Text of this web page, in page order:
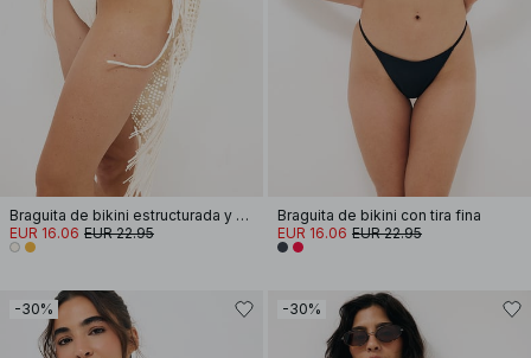
Braguita de bikini estructurada y de corte alto
EUR 16.06 EUR 22.95
Braguita de bikini con tira fina
EUR 16.06 EUR 22.95
-30% -30%